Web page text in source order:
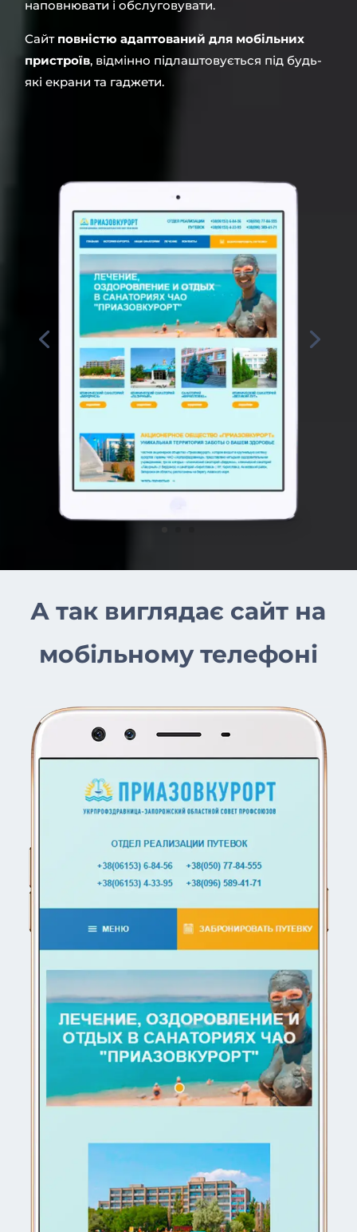
наповнювати і обслуговувати.
Сайт повністю адаптований для мобільних
пристроїв, відмінно підлаштовується під будь-
які екрани та гаджети.
А так виглядає сайт на
мобільному телефоні